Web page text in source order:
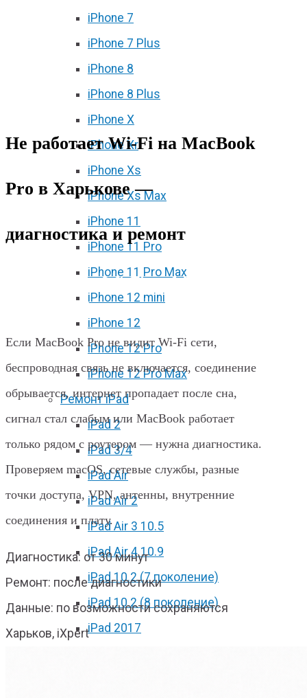
iPhone 7
iPhone 7 Plus
iPhone 8
iPhone 8 Plus
iPhone X
iPhone Xr
iPhone Xs
iPhone Xs Max
iPhone 11
iPhone 11 Pro
iPhone 11 Pro Max
iPhone 12 mini
iPhone 12
iPhone 12 Pro
iPhone 12 Pro Max
Ремонт iPad
iPad 2
iPad 3/4
iPad Air
iPad Air 2
iPad Air 3 10.5
iPad Air 4 10.9
iPad 10.2 (7 поколение)
iPad 10.2 (8 поколение)
iPad 2017
Не работает Wi‑Fi на MacBook
Pro в Харькове —
диагностика и ремонт
Не работает Wi‑Fi на MacBook Pro
в Харькове
Если MacBook Pro не видит Wi‑Fi сети,
беспроводная связь не включается, соединение
обрывается, интернет пропадает после сна,
сигнал стал слабым или MacBook работает
только рядом с роутером — нужна диагностика.
Проверяем macOS, сетевые службы, разные
точки доступа, VPN, антенны, внутренние
соединения и плату.
Диагностика: от 30 минут
Ремонт: после диагностики
Данные: по возможности сохраняются
Харьков, iXpert